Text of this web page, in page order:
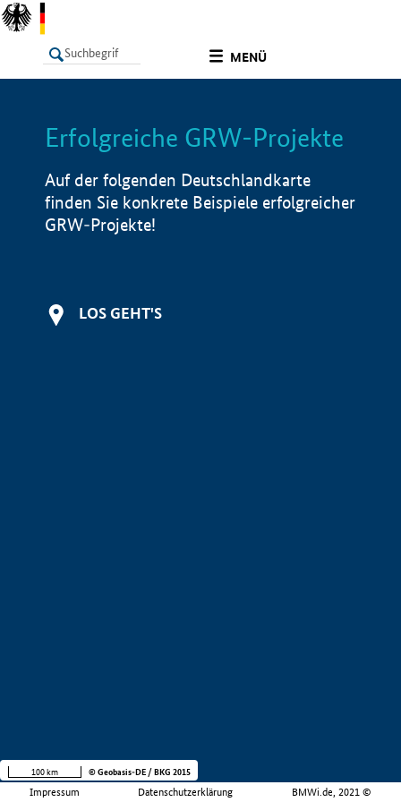
MENÜ
LISTE Info
Erfolgreiche GRW-Projekte
Auf der folgenden Deutschlandkarte
finden Sie konkrete Beispiele erfolgreicher
GRW-Projekte!
LOS GEHT'S
Impressum Datenschutzerklärung BMWi.de, 2021 ©
100 km © Geobasis-DE / BKG 2015